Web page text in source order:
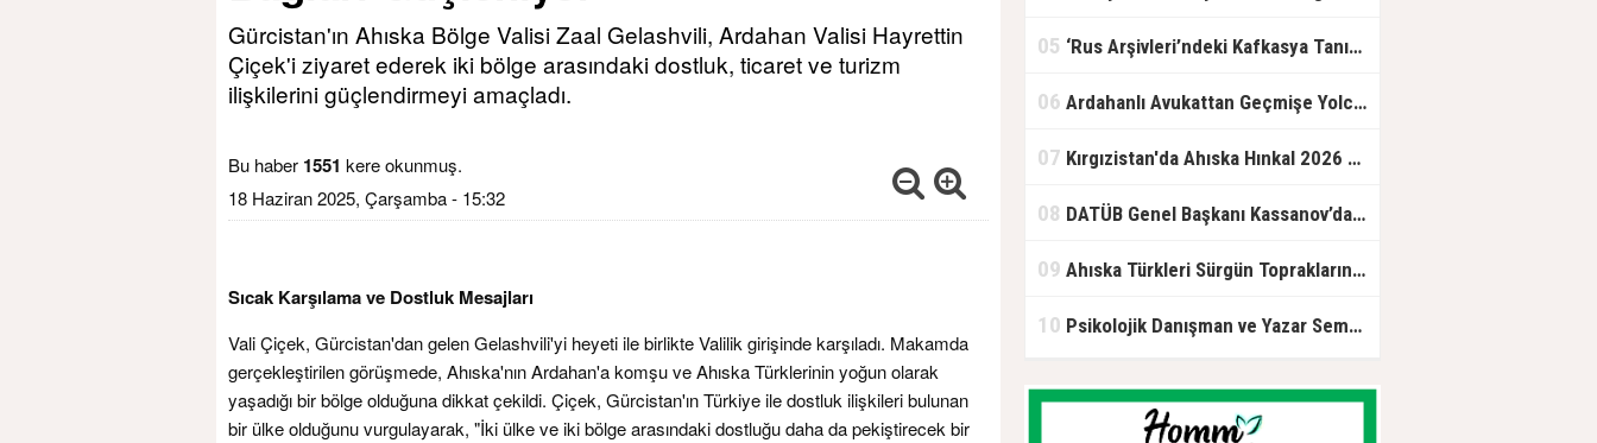
Gürcistan'ın Ahıska Bölge Valisi Zaal Gelashvili, Ardahan Valisi Hayrettin
Çiçek'i ziyaret ederek iki bölge arasındaki dostluk, ticaret ve turizm
ilişkilerini güçlendirmeyi amaçladı.
Bu haber 1551 kere okunmuş.
18 Haziran 2025, Çarşamba - 15:32
Sıcak Karşılama ve Dostluk Mesajları
Vali Çiçek, Gürcistan'dan gelen Gelashvili'yi heyeti ile birlikte Valilik girişinde karşıladı. Makamda
gerçekleştirilen görüşmede, Ahıska'nın Ardahan'a komşu ve Ahıska Türklerinin yoğun olarak
yaşadığı bir bölge olduğuna dikkat çekildi. Çiçek, Gürcistan'ın Türkiye ile dostluk ilişkileri bulunan
bir ülke olduğunu vurgulayarak, "İki ülke ve iki bölge arasındaki dostluğu daha da pekiştirecek bir
05 ‘Rus Arşivleri’ndeki Kafkasya Tanıklığı.. Bir Asırlık Yaşamın İzleri Yeniden Okundu!
06 Ardahanlı Avukattan Geçmişe Yolculuk: “Ahıska’dan Ortakent’e Çileli Göç” Okurla Buluştu
07 Kırgızistan'da Ahıska Hınkal 2026 yarışması düzenlendi
08 DATÜB Genel Başkanı Kassanov’dan Türkinform’a özel açıklama: Türkiye güven merkezi ve küresel lider
09 Ahıska Türkleri Sürgün Topraklarında Hasret Giderdi
10 Psikolojik Danışman ve Yazar Semra Durmuş: Ruhsal Yolculukları Kelimelere Taşıyan Bir İsim